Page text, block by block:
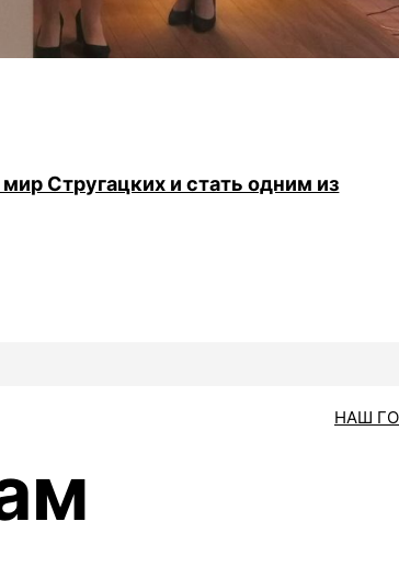
Стругацких и стать одним из
НАШ